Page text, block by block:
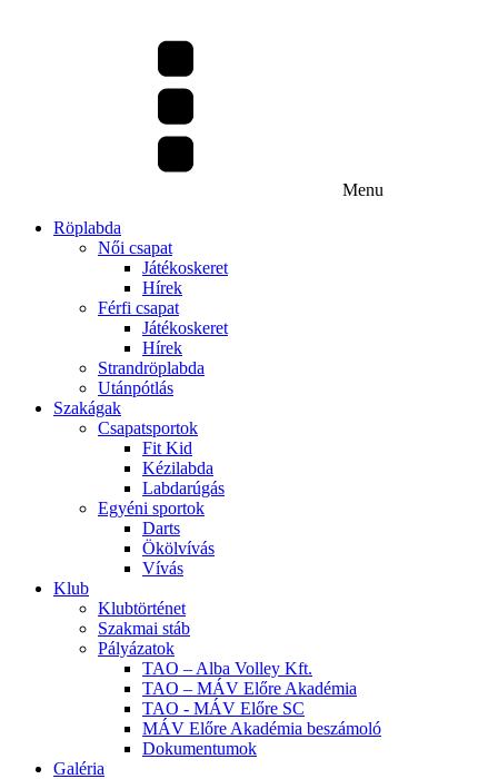
Menu
Röplabda
Női csapat
Játékoskeret
Hírek
Férfi csapat
Játékoskeret
Hírek
Strandröplabda
Utánpótlás
Szakágak
Csapatsportok
Fit Kid
Kézilabda
Labdarúgás
Egyéni sportok
Darts
Ökölvívás
Vívás
Klub
Klubtörténet
Szakmai stáb
Pályázatok
TAO – Alba Volley Kft.
TAO – MÁV Előre Akadémia
TAO - MÁV Előre SC
MÁV Előre Akadémia beszámoló
Dokumentumok
Galéria